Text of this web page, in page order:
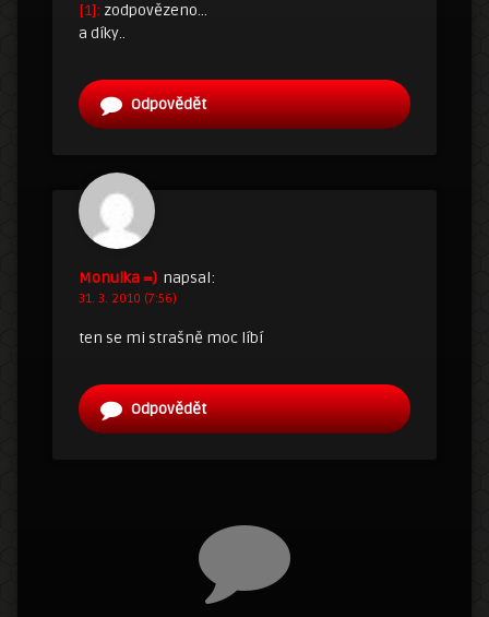
[1]: zodpovězeno…
a díky..
Odpovědět
Monulka =) napsal:
31. 3. 2010 (7:56)
ten se mi strašně moc líbí
Odpovědět